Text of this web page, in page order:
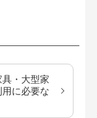
・大型家
に必要な